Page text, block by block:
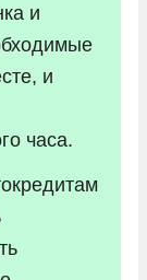
и
и
часа.